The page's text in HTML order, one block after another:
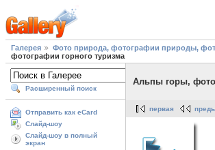
Галерея Фото природа, фотографии природы,
фотографии горного туризма
Расширенный поиск
Отправить как eCard
Слайд-шоу
Слайд-шоу в полный
экран
Альпы горы,
первая